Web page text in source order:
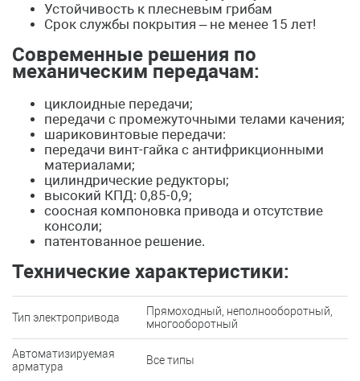
Устойчивость к плесневым грибам
Срок службы покрытия – не менее 15 лет!
Современные решения по
механическим передачам:
циклоидные передачи;
передачи с промежуточными телами качения;
шариковинтовые передачи:
передачи винт-гайка с антифрикционными
материалами;
цилиндрические редукторы;
высокий КПД: 0,85-0,9;
соосная компоновка привода и отсутствие
консоли;
патентованное решение.
Технические характеристики:
Тип электропривода
Прямоходный, неполнооборотный,
многооборотный
Автоматизируемая
арматура
Все типы